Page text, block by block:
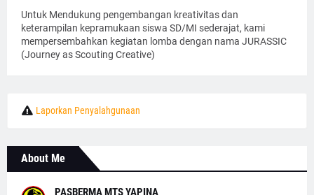
Untuk Mendukung pengembangan kreativitas dan
keterampilan kepramukaan siswa SD/MI sederajat, kami
mempersembahkan kegiatan lomba dengan nama JURASSIC
(Journey as Scouting Creative)
Laporkan Penyalahgunaan
About Me
PASBERMA MTS YAPINA